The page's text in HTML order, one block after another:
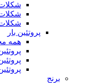
شکلات
پروتئین بار
همه
برنج